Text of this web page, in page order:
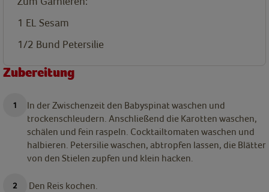
1 EL Sesam
1/2 Bund Petersilie
Zubereitung
In der Zwischenzeit den Babyspinat waschen und
trockenschleudern. Anschließend die Karotten waschen,
schälen und fein raspeln. Cocktailtomaten waschen und
halbieren. Petersilie waschen, abtropfen lassen, die Blätter
von den Stielen zupfen und klein hacken.
Den Reis kochen.